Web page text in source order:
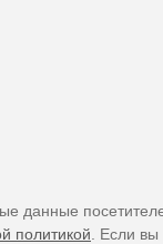
данные
политикой . Если